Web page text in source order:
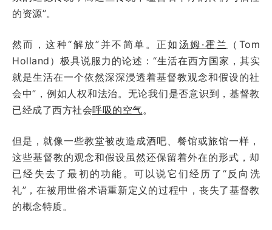
的资源”。
然而，这种“解放”并不简单。正如 汤姆·霍兰
（Tom
Holland）极具说服力的论述：“生活在西方国家，其实
就是生活在一个依然深深浸透着基督教观念和假设的社
会中”，例如人权和法治。无论我们是否意识到，基督教
已经成了西方社会呼吸的空气。
但是，就像一些教堂被改造成酒吧、餐馆或旅馆一样，
这些基督教的观念和假设虽然还保留着外在的形式，却
已经失去了最初的功能。可以说它们经历了“反向洗
礼”，在被用世俗术语重新定义的过程中，丧失了基督教
的概念特质。